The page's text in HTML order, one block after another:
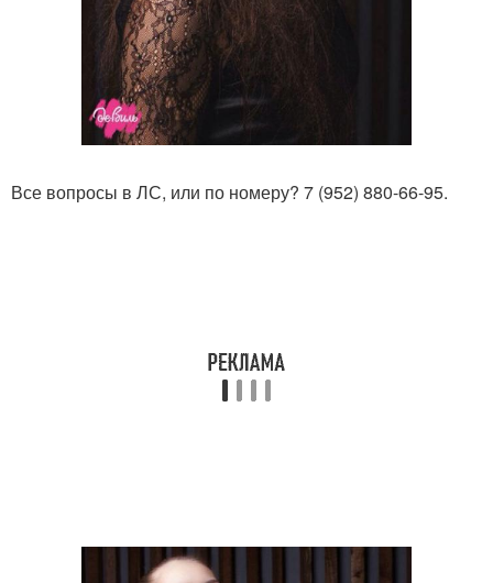
Все вопросы в ЛС, или по номеру? 7 (952) 880-66-95.